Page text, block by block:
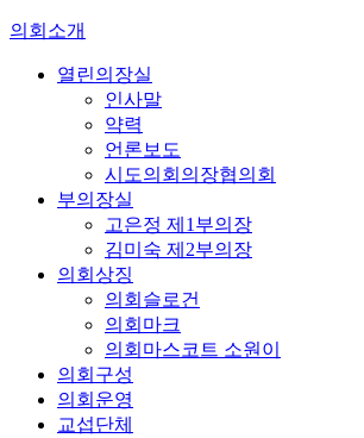
의회소개
열린의장실
인사말
약력
언론보도
시도의회의장협의회
부의장실
고은정 제1부의장
김미숙 제2부의장
의회상징
의회슬로건
의회마크
의회마스코트 소원이
의회구성
의회운영
교섭단체